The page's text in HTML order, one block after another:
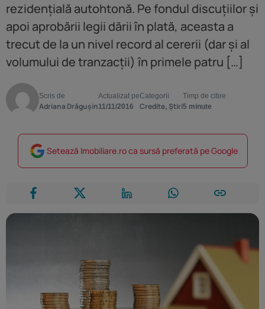
rezidențială autohtonă. Pe fondul discuțiilor și
apoi aprobării legii dării în plată, aceasta a
trecut de la un nivel record al cererii (dar și al
volumului de tranzacții) în primele patru […]
Scris de
Adriana Drăgușin
Actualizat pe
11/11/2016
Categorii
Credite, Știri
Timp de citire
5 minute
Setează Imobiliare.ro ca sursă preferată pe Google